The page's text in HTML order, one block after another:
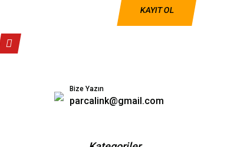
KAYIT OL
Bize Yazın
parcalink@gmail.com